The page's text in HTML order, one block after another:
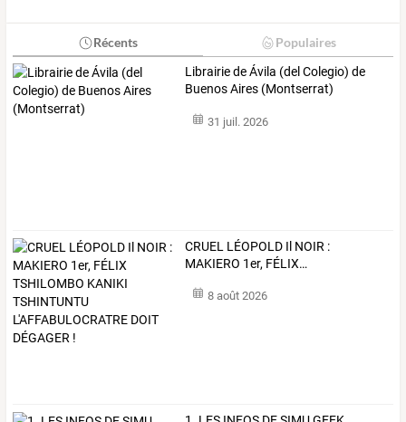
Récents Populaires
Librairie de Ávila (del Colegio) de
Buenos Aires (Montserrat)
31 juil. 2026
CRUEL LÉOPOLD Il NOIR :
MAKIERO 1er, FÉLIX…
8 août 2026